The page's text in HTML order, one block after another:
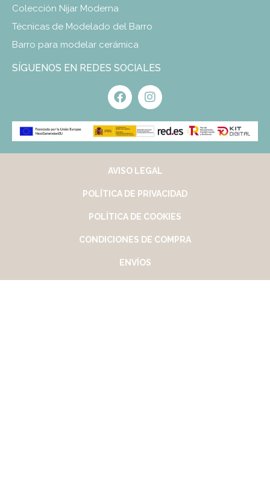
Colección Nijar Moderna
Técnicas de Modelado del Barro
Barro para modelar cerámica
SÍGUENOS EN REDES SOCIALES
AVISO LEGAL
POLÍTICA DE PRIVACIDAD
POLÍTICA DE COOKIES
CONDICIONES DE COMPRA
ENVÍOS